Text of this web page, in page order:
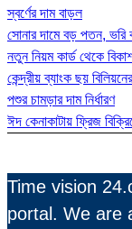
স্বর্ণের দাম বাড়ল
সোনার দামে বড় পতন,
নতুন নিয়ম কার্ড থেকে
কেন্দ্রীয় ব্যাংক ছয়
পশুর চামড়ার দাম নির্ধারণ
ঈদ কেনাকাটায় ফ্রিজ
Time vision
portal. We are